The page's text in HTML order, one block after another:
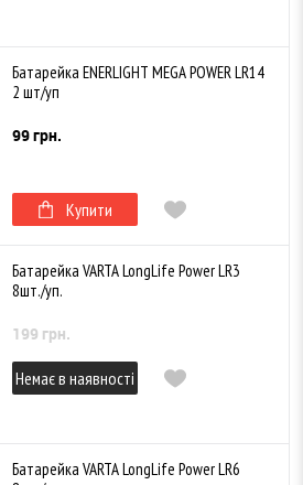
Батарейка ENERLIGHT MEGA POWER LR14
2 шт/уп
99 грн.
Купити
Батарейка VARTA LongLife Power LR3
8шт./уп.
199 грн.
Немає в наявності
Батарейка VARTA LongLife Power LR6